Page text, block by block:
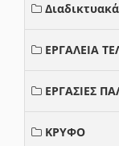
ΕΡΓΑΛΕΙΑ
ΕΡΓΑΣΙΕΣ
ΚΡΥΦΟ